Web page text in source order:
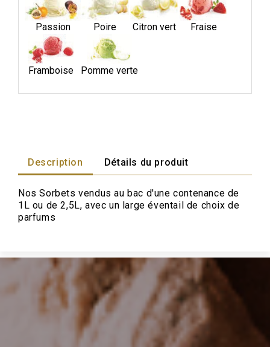
Passion Poire Citron vert Fraise
Framboise Pomme verte
Description Détails du produit
Nos Sorbets vendus au bac d'une contenance de
1L ou de 2,5L, avec un large éventail de choix de
parfums
Créer une liste d'envies
Nom de la liste d'envies
Annuler Créer une liste d'envies